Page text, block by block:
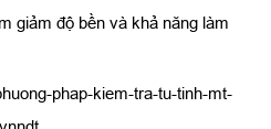
giảm độ bền và khả năng làm